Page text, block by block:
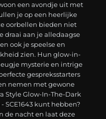
een avondje uit met
je op een heerlijke
oorbellen bieden niet
draai aan je alledaagse
ook je speelse en
zien. Hun glow-in-
mysterie en intrige
gespreksstarters
nemen met gewone
Style Glow-In-The-Dark
SCE1643 kunt hebben?
de nacht en laat deze